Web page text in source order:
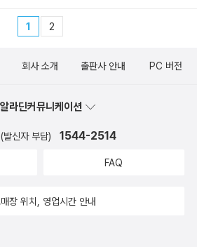
1 2
회사 소개 출판사 안내 PC 버전
라딘커뮤니케이션
발신자 부담) 1544-2514
FAQ
장 위치, 영업시간 안내